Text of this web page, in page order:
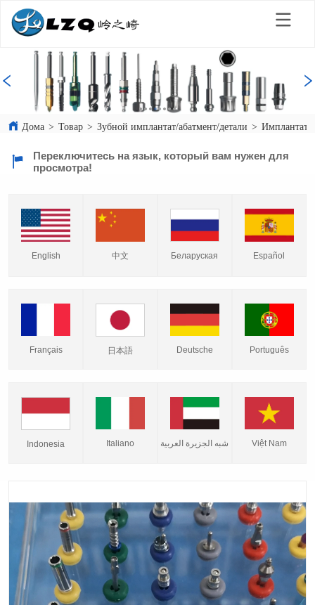
Дома > Товар > Зубной имплантат/абатмент/детали > Имплантаты
Переключитесь на язык, который вам нужен для
просмотра!
English 中文 Беларуская Español
Français 日本語 Deutsche Português
Indonesia Italiano شبه الجزيرة العربية Việt Nam